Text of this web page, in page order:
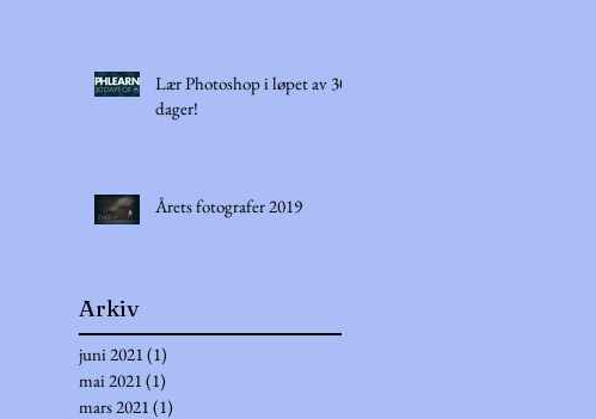
Lær Photoshop i løpet av 30
dager!
Årets fotografer 2019
Arkiv
juni 2021 (1)
mai 2021 (1)
mars 2021 (1)